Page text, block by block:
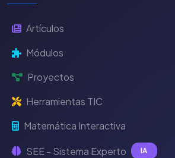
Artículos
Módulos
Proyectos
Herramientas TIC
Matemática Interactiva
SEE - Sistema Experto IA